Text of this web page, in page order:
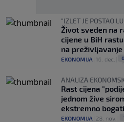
"IZLET JE POSTAO
Život sveden na
cijene u BiH
na preživljavanje
EKONOMIJA 16. dec. 0
ANALIZA
Rast cijena
jednom žive
ekstremno bogati
EKONOMIJA 28. nov.